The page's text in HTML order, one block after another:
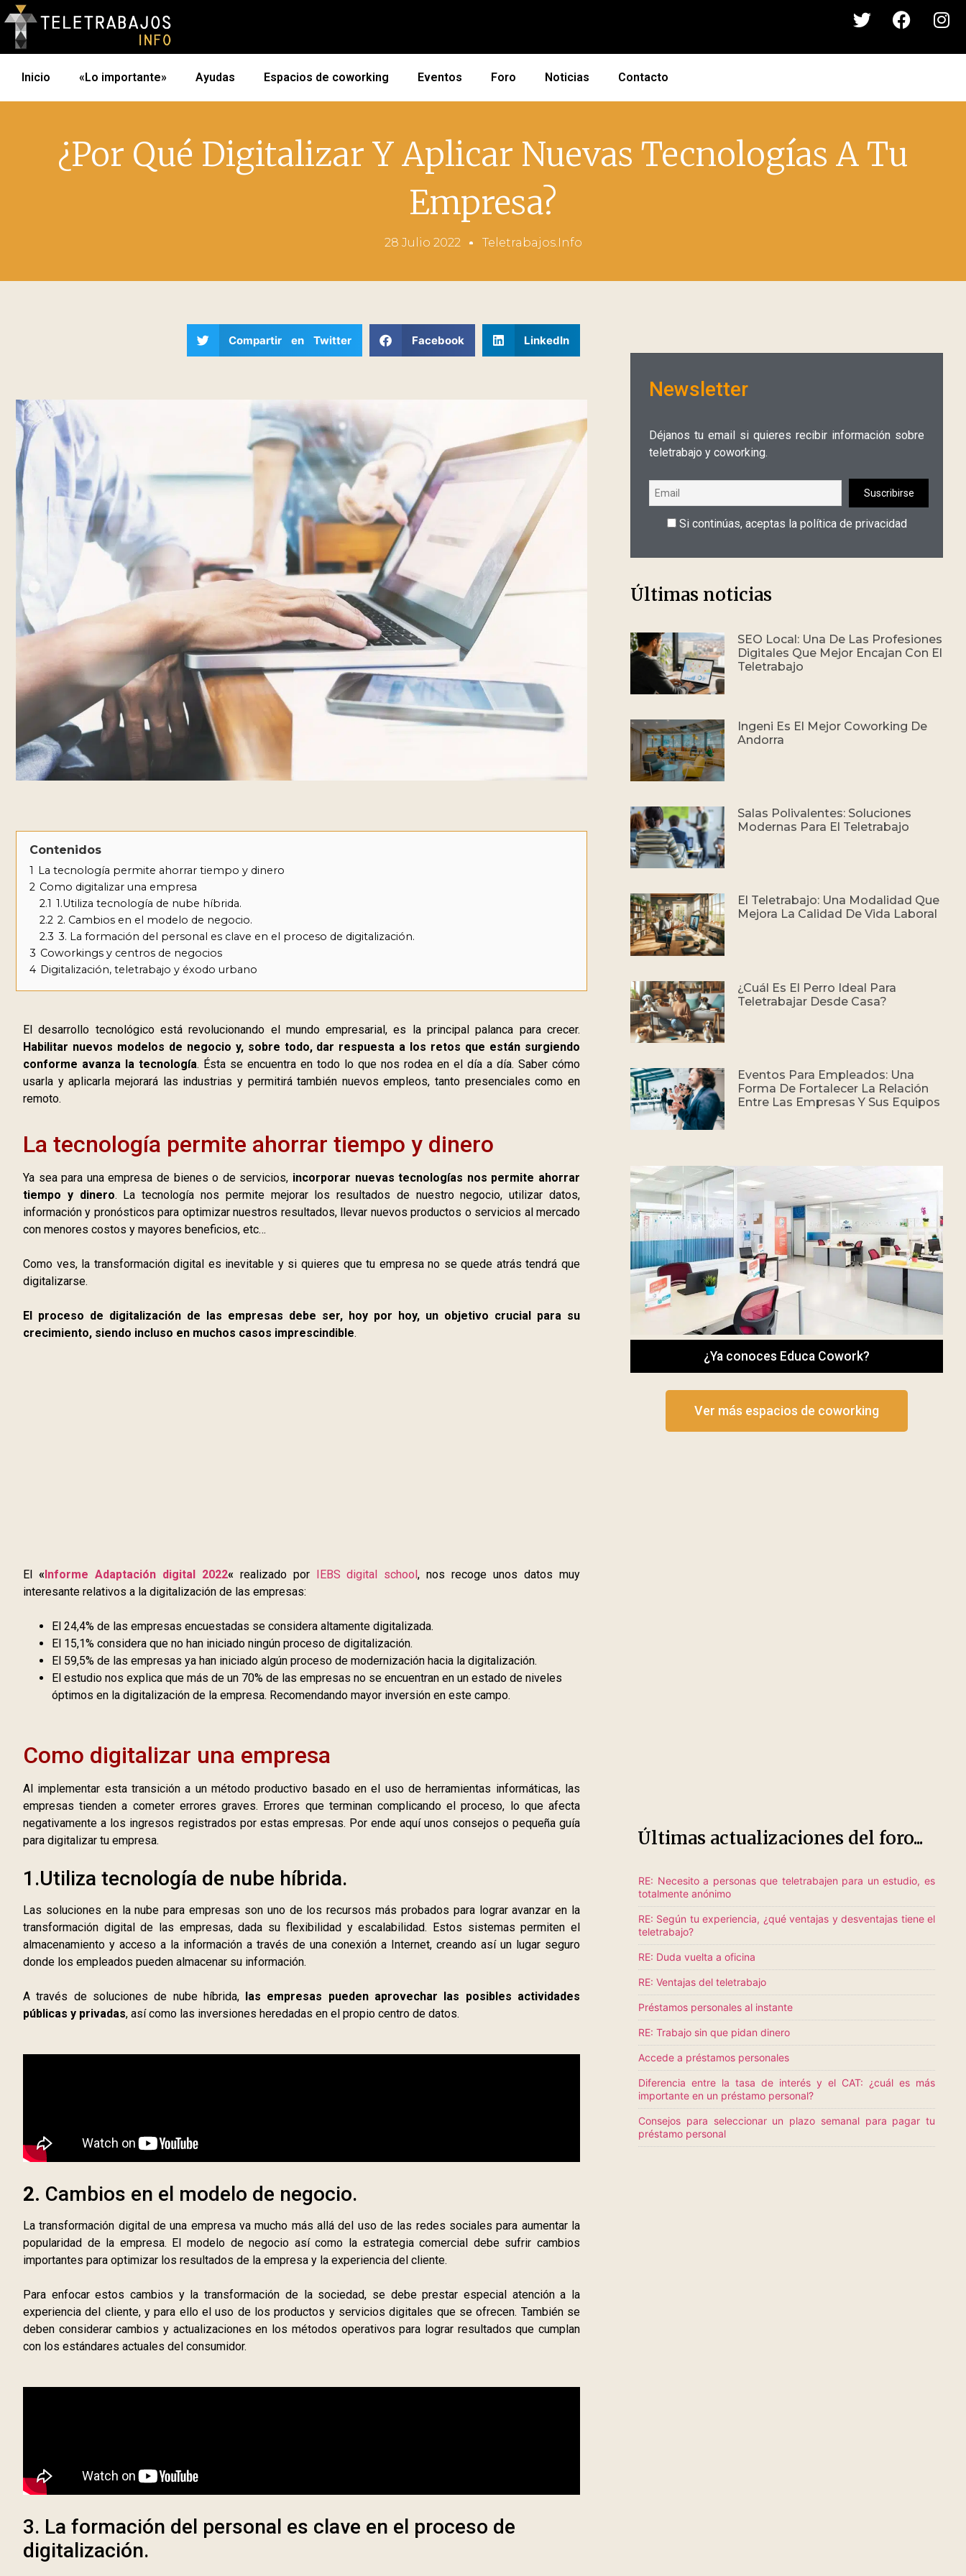
Inicio «Lo importante» Ayudas Espacios de coworking Eventos Foro Noticias Contacto
¿Por Qué Digitalizar Y Aplicar Nuevas Tecnologías A Tu
Empresa?
28 Julio 2022 Teletrabajos.info
Compartir en Twitter Facebook LinkedIn
Contenidos
1 La tecnología permite ahorrar tiempo y dinero
2 Como digitalizar una empresa
2.1 1.Utiliza tecnología de nube híbrida.
2.2 2. Cambios en el modelo de negocio.
2.3 3. La formación del personal es clave en el proceso de digitalización.
3 Coworkings y centros de negocios
4 Digitalización, teletrabajo y éxodo urbano
El desarrollo tecnológico está revolucionando el mundo empresarial, es la principal palanca para crecer.
Habilitar nuevos modelos de negocio y, sobre todo, dar respuesta a los retos que están surgiendo
conforme avanza la tecnología. Ésta se encuentra en todo lo que nos rodea en el día a día. Saber cómo
usarla y aplicarla mejorará las industrias y permitirá también nuevos empleos, tanto presenciales como en
remoto.
La tecnología permite ahorrar tiempo y dinero
Ya sea para una empresa de bienes o de servicios, incorporar nuevas tecnologías nos permite ahorrar
tiempo y dinero. La tecnología nos permite mejorar los resultados de nuestro negocio, utilizar datos,
información y pronósticos para optimizar nuestros resultados, llevar nuevos productos o servicios al mercado
con menores costos y mayores beneficios, etc…
Como ves, la transformación digital es inevitable y si quieres que tu empresa no se quede atrás tendrá que
digitalizarse.
El proceso de digitalización de las empresas debe ser, hoy por hoy, un objetivo crucial para su
crecimiento, siendo incluso en muchos casos imprescindible.
El «Informe Adaptación digital 2022« realizado por IEBS digital school, nos recoge unos datos muy
interesante relativos a la digitalización de las empresas:
El 24,4% de las empresas encuestadas se considera altamente digitalizada.
El 15,1% considera que no han iniciado ningún proceso de digitalización.
El 59,5% de las empresas ya han iniciado algún proceso de modernización hacia la digitalización.
El estudio nos explica que más de un 70% de las empresas no se encuentran en un estado de niveles
óptimos en la digitalización de la empresa. Recomendando mayor inversión en este campo.
Como digitalizar una empresa
Al implementar esta transición a un método productivo basado en el uso de herramientas informáticas, las
empresas tienden a cometer errores graves. Errores que terminan complicando el proceso, lo que afecta
negativamente a los ingresos registrados por estas empresas. Por ende aquí unos consejos o pequeña guía
para digitalizar tu empresa.
1.Utiliza tecnología de nube híbrida.
Las soluciones en la nube para empresas son uno de los recursos más probados para lograr avanzar en la
transformación digital de las empresas, dada su flexibilidad y escalabilidad. Estos sistemas permiten el
almacenamiento y acceso a la información a través de una conexión a Internet, creando así un lugar seguro
donde los empleados pueden almacenar su información.
A través de soluciones de nube híbrida, las empresas pueden aprovechar las posibles actividades
públicas y privadas, así como las inversiones heredadas en el propio centro de datos.
2. Cambios en el modelo de negocio.
La transformación digital de una empresa va mucho más allá del uso de las redes sociales para aumentar la
popularidad de la empresa. El modelo de negocio así como la estrategia comercial debe sufrir cambios
importantes para optimizar los resultados de la empresa y la experiencia del cliente.
Para enfocar estos cambios y la transformación de la sociedad, se debe prestar especial atención a la
experiencia del cliente, y para ello el uso de los productos y servicios digitales que se ofrecen. También se
deben considerar cambios y actualizaciones en los métodos operativos para lograr resultados que cumplan
con los estándares actuales del consumidor.
3. La formación del personal es clave en el proceso de
digitalización.
Newsletter
Déjanos tu email si quieres recibir información sobre
teletrabajo y coworking.
Si continúas, aceptas la política de privacidad
Últimas noticias
SEO Local: Una De Las Profesiones
Digitales Que Mejor Encajan Con El
Teletrabajo
Ingeni Es El Mejor Coworking De
Andorra
Salas Polivalentes: Soluciones
Modernas Para El Teletrabajo
El Teletrabajo: Una Modalidad Que
Mejora La Calidad De Vida Laboral
¿Cuál Es El Perro Ideal Para
Teletrabajar Desde Casa?
Eventos Para Empleados: Una
Forma De Fortalecer La Relación
Entre Las Empresas Y Sus Equipos
¿Ya conoces Educa Cowork?
Ver más espacios de coworking
Últimas actualizaciones del foro...
RE: Necesito a personas que teletrabajen para un estudio, es
totalmente anónimo
RE: Según tu experiencia, ¿qué ventajas y desventajas tiene el
teletrabajo?
RE: Duda vuelta a oficina
RE: Ventajas del teletrabajo
Préstamos personales al instante
RE: Trabajo sin que pidan dinero
Accede a préstamos personales
Diferencia entre la tasa de interés y el CAT: ¿cuál es más
importante en un préstamo personal?
Consejos para seleccionar un plazo semanal para pagar tu
préstamo personal